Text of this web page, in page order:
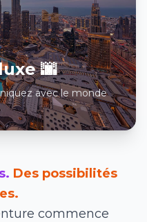
🌆
avec le monde
Des possibilités
commence